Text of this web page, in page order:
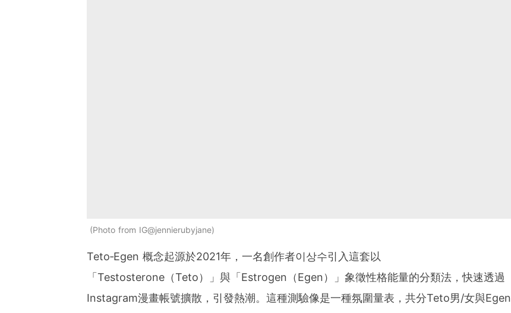
Photo from IG@jennierubyjane
Teto‑Egen 概念起源於2021年，一名創作者이상수引入這套以
「Testosterone（Teto）」與「Estrogen（Egen）」象徵性格能量的分類法，快速透過
Instagram漫畫帳號擴散，引發熱潮。這種測驗像是一種氛圍量表，共分Teto男/女與Egen